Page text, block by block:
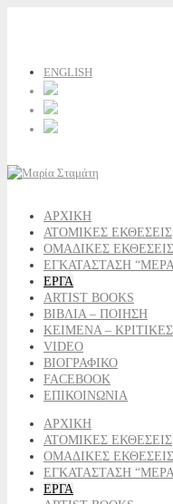
ENGLISH
ΑΡΧΙΚΗ
ΑΤΟΜΙΚΕΣ ΕΚΘΕΣΕΙΣ
ΟΜΑΔΙΚΕΣ ΕΚΘΕΣΕΙΣ
ΕΓΚΑΤΑΣΤΑΣΗ
ΕΡΓΑ
ARTIST BOOKS
ΒΙΒΛΙΑ – ΠΟΙΗΣΗ
ΚΕΙΜΕΝΑ – ΚΡΙΤΙΚΕΣ
VIDEO
ΒΙΟΓΡΑΦΙΚΟ
FACEBOOK
ΕΠΙΚΟΙΝΩΝΙΑ
ΑΡΧΙΚΗ
ΑΤΟΜΙΚΕΣ ΕΚΘΕΣΕΙΣ
ΟΜΑΔΙΚΕΣ ΕΚΘΕΣΕΙΣ
ΕΓΚΑΤΑΣΤΑΣΗ
ΕΡΓΑ